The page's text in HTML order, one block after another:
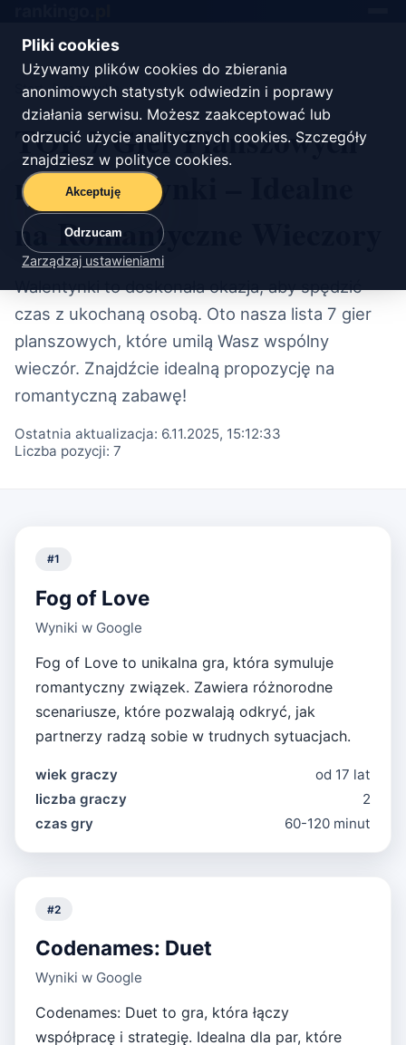
Pliki cookies
Używamy plików cookies do zbierania
anonimowych statystyk odwiedzin i poprawy
działania serwisu. Możesz zaakceptować lub
odrzucić użycie analitycznych cookies. Szczegóły
znajdziesz w polityce cookies.
Akceptuję
Odrzucam
Zarządzaj ustawieniami
Start/rozrywka
TOP 7 Gier Planszowych
na Walentynki – Idealne
na Romantyczne Wieczory
Walentynki to doskonała okazja, aby spędzić
czas z ukochaną osobą. Oto nasza lista 7 gier
planszowych, które umilą Wasz wspólny
wieczór. Znajdźcie idealną propozycję na
romantyczną zabawę!
Ostatnia aktualizacja: 6.11.2025, 15:12:33
Liczba pozycji: 7
#1
Fog of Love
Wyniki w Google
Fog of Love to unikalna gra, która symuluje
romantyczny związek. Zawiera różnorodne
scenariusze, które pozwalają odkryć, jak
partnerzy radzą sobie w trudnych sytuacjach.
wiek graczy
od 17 lat
liczba graczy
2
czas gry
60-120 minut
#2
Codenames: Duet
Wyniki w Google
Codenames: Duet to gra, która łączy
współpracę i strategię. Idealna dla par, które